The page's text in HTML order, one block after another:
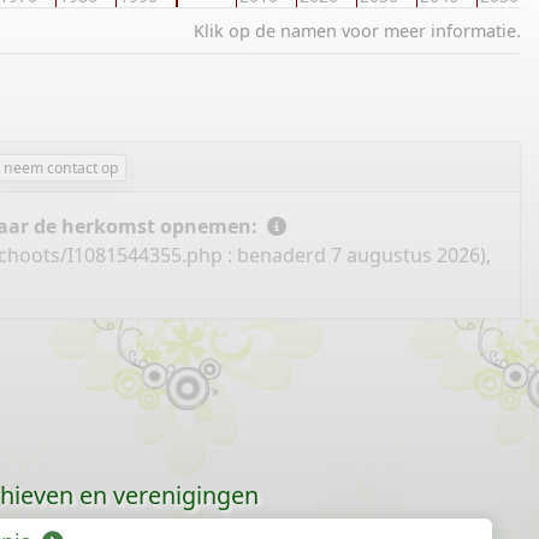
Klik op de namen voor meer informatie.
neem contact op
de herkomst opnemen:
I1081544355.php : benaderd 7 augustus 2026),
en verenigingen